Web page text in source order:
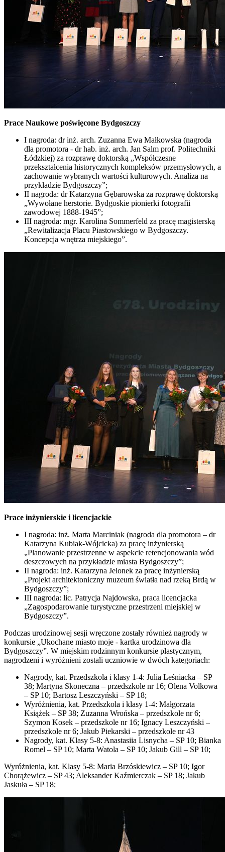
Prace Naukowe poświęcone Bydgoszczy
I nagroda: dr inż. arch. Zuzanna Ewa Małkowska (nagroda
dla promotora - dr hab. inż. arch. Jan Salm prof. Politechniki
Łódzkiej) za rozprawę doktorską „Współczesne
przekształcenia historycznych kompleksów przemysłowych, a
zachowanie wybranych wartości kulturowych. Analiza na
przykładzie Bydgoszczy”;
II nagroda: dr Katarzyna Gębarowska za rozprawę doktorską
„Wywołane herstorie. Bydgoskie pionierki fotografii
zawodowej 1888-1945”;
III nagroda: mgr. Karolina Sommerfeld za pracę magisterską
„Rewitalizacja Placu Piastowskiego w Bydgoszczy.
Koncepcja wnętrza miejskiego”.
Prace inżynierskie i licencjackie
I nagroda: inż. Marta Marciniak (nagroda dla promotora – dr
Katarzyna Kubiak-Wójcicka) za pracę inżynierską
„Planowanie przestrzenne w aspekcie retencjonowania wód
deszczowych na przykładzie miasta Bydgoszczy”;
II nagroda: inż. Katarzyna Jelonek za pracę inżynierską
„Projekt architektoniczny muzeum światła nad rzeką Brdą w
Bydgoszczy”;
III nagroda: lic. Patrycja Najdowska, praca licencjacka
„Zagospodarowanie turystyczne przestrzeni miejskiej w
Bydgoszczy”.
Podczas urodzinowej sesji wręczone zostały również nagrody w
konkursie „Ukochane miasto moje - kartka urodzinowa dla
Bydgoszczy”. W miejskim rodzinnym konkursie plastycznym,
nagrodzeni i wyróżnieni zostali uczniowie w dwóch kategoriach:
Nagrody, kat. Przedszkola i klasy 1-4: Julia Leśniacka – SP
38; Martyna Skoneczna – przedszkole nr 16; Olena Volkowa
– SP 10; Bartosz Leszczyński – SP 18;
Wyróżnienia, kat. Przedszkola i klasy 1-4: Małgorzata
Książek – SP 38; Zuzanna Wrońska – przedszkole nr 6;
Szymon Kosek – przedszkole nr 16; Ignacy Leszczyński –
przedszkole nr 6; Jakub Piekarski – przedszkole nr 43
Nagrody, kat. Klasy 5-8: Anastasiia Lisnycha – SP 10; Bianka
Romel – SP 10; Marta Watola – SP 10; Jakub Gill – SP 10;
Wyróżnienia, kat. Klasy 5-8: Maria Brzóskiewicz – SP 10; Igor
Chorążewicz – SP 43; Aleksander Kaźmierczak – SP 18; Jakub
Jaskuła – SP 18;